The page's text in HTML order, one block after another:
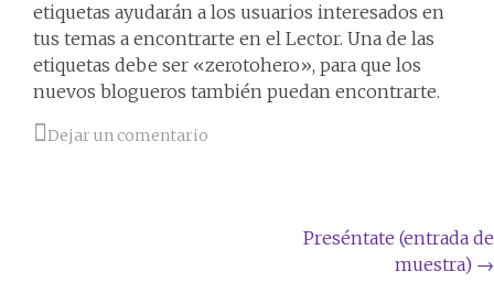
etiquetas ayudarán a los usuarios interesados en
tus temas a encontrarte en el Lector. Una de las
etiquetas debe ser «zerotohero», para que los
nuevos blogueros también puedan encontrarte.
Dejar un comentario
Preséntate (entrada de
muestra) →